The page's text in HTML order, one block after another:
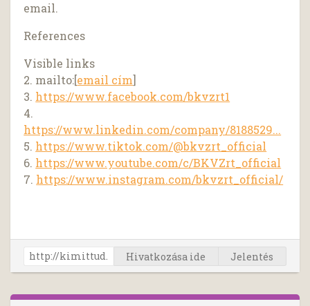
email.
References
Visible links
2. mailto:[email cím]
3. https://www.facebook.com/bkvzrt1
4.
https://www.linkedin.com/company/8188529...
5. https://www.tiktok.com/@bkvzrt_official
6. https://www.youtube.com/c/BKVZrt_official
7. https://www.instagram.com/bkvzrt_official/
Hivatkozása ide Jelentés